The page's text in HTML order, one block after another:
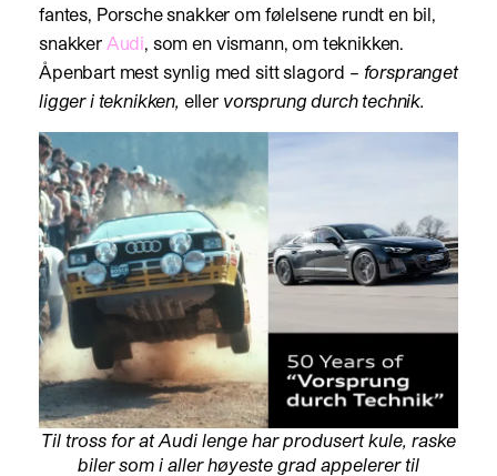
fantes, Porsche snakker om følelsene rundt en bil,
snakker Audi, som en vismann, om teknikken.
Åpenbart mest synlig med sitt slagord – forspranget
ligger i teknikken, eller vorsprung durch technik.
Til tross for at Audi lenge har produsert kule, raske
biler som i aller høyeste grad appelerer til